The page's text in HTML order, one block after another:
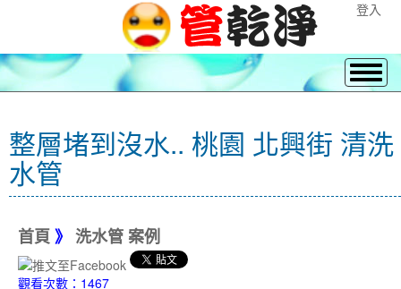
登入
整層堵到沒水.. 桃園 北興街 清洗
水管
首頁 》 洗水管 案例
觀看次數：1467